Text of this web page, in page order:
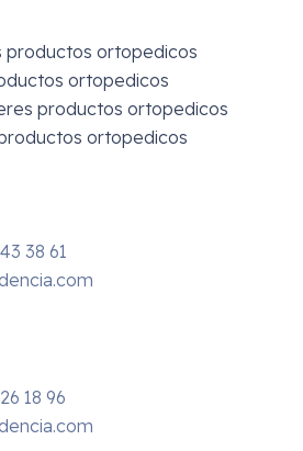
productos ortopedicos
ortopedicos
productos ortopedicos
ortopedicos
38 61
18 96